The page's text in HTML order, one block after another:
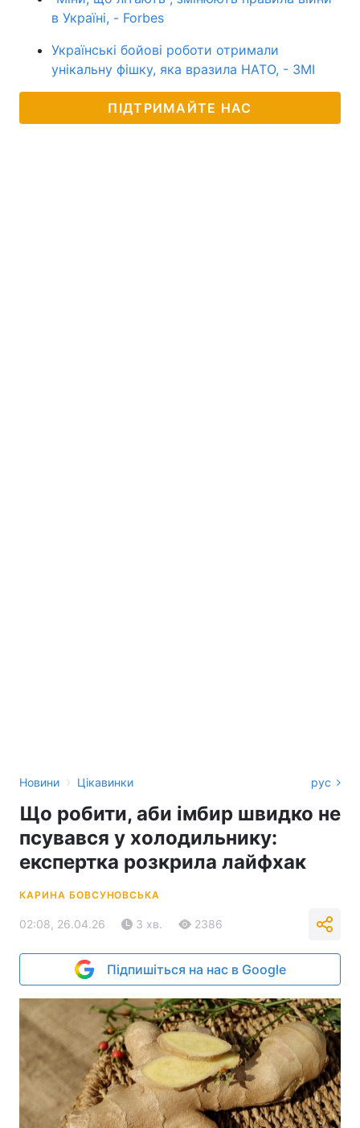
в Україні, - Forbes
Українські бойові роботи отримали
унікальну фішку, яка вразила НАТО, - ЗМІ
ПІДТРИМАЙТЕ НАС
Новини › Цікавинки рус
Що робити, аби імбир швидко не
псувався у холодильнику:
експертка розкрила лайфхак
КАРИНА БОВСУНОВСЬКА
02:08, 26.04.26 3 хв. 2386
Підпишіться на нас в Google